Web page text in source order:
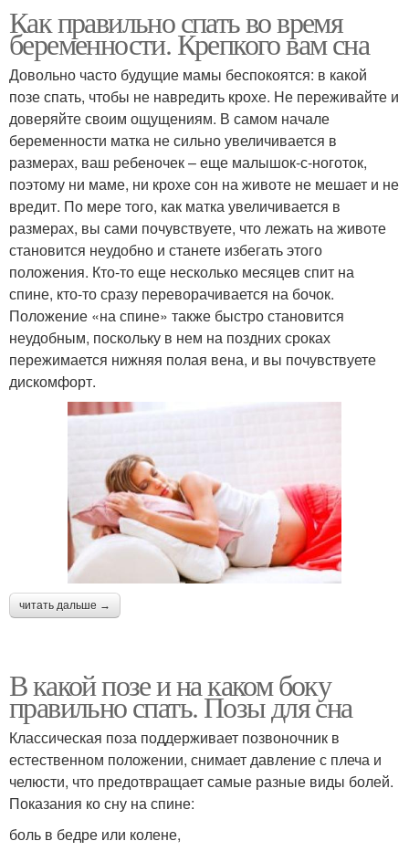
Как правильно спать во время
беременности. Крепкого вам сна
Довольно часто будущие мамы беспокоятся: в какой
позе спать, чтобы не навредить крохе. Не переживайте и
доверяйте своим ощущениям. В самом начале
беременности матка не сильно увеличивается в
размерах, ваш ребеночек – еще малышок-с-ноготок,
поэтому ни маме, ни крохе сон на животе не мешает и не
вредит. По мере того, как матка увеличивается в
размерах, вы сами почувствуете, что лежать на животе
становится неудобно и станете избегать этого
положения. Кто-то еще несколько месяцев спит на
спине, кто-то сразу переворачивается на бочок.
Положение «на спине» также быстро становится
неудобным, поскольку в нем на поздних сроках
пережимается нижняя полая вена, и вы почувствуете
дискомфорт.
читать дальше →
В какой позе и на каком боку
правильно спать. Позы для сна
Классическая поза поддерживает позвоночник в
естественном положении, снимает давление с плеча и
челюсти, что предотвращает самые разные виды болей.
Показания ко сну на спине:
боль в бедре или колене,